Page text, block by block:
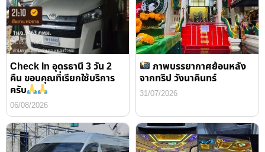
Check In อุดรธานี 3 วัน 2
คืน ขอบคุณที่เรียกใช้บริการ
ครับ
06/08/2026
ภาพบรรยากาศย้อนหลัง
จากทริป วังนาคินทร์
31/07/2026